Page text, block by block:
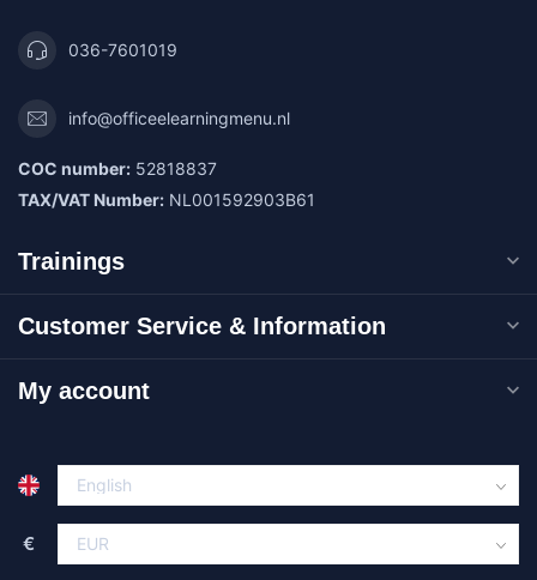
036-7601019
info@officeelearningmenu.nl
COC number: 52818837
TAX/VAT Number: NL001592903B61
Trainings
Customer Service & Information
My account
€